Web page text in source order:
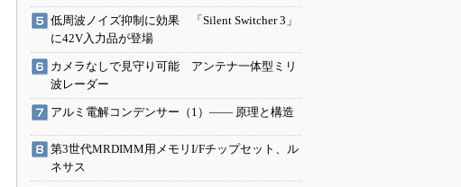
低周波ノイズ抑制に効果 「Silent Switcher 3」
に42V入力品が登場
カメラなしで見守り可能 アンテナ一体型ミリ
波レーダー
アルミ電解コンデンサー（1）―― 原理と構造
第3世代MRDIMM用メモリI/Fチップセット、ル
ネサス